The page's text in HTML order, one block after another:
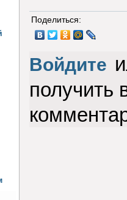
Поделиться:
Войдите
получить